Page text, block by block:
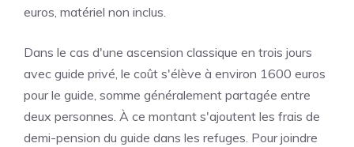
euros, matériel non inclus.
Dans le cas d'une ascension classique en trois jours
avec guide privé, le coût s'élève à environ 1600 euros
pour le guide, somme généralement partagée entre
deux personnes. À ce montant s'ajoutent les frais de
demi-pension du guide dans les refuges. Pour joindre